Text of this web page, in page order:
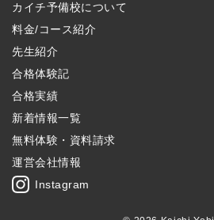
カイチ予備校について
料金/コース紹介
先生紹介
合格体験記
合格実績
新着情報一覧
無料体験・資料請求
運営会社情報
Instagram